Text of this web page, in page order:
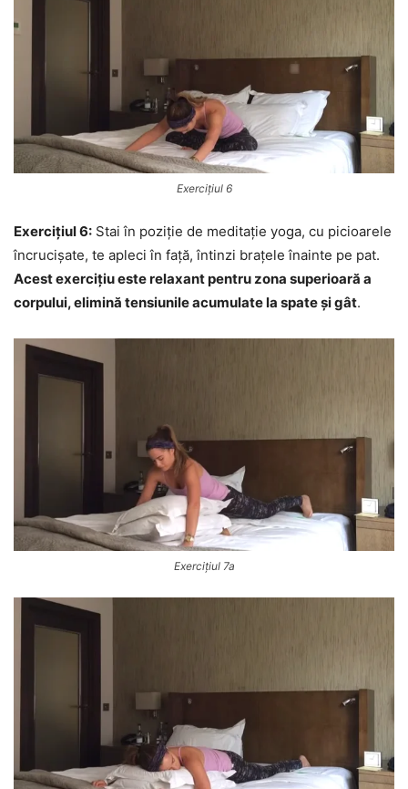
Exercițiul 6
Exercițiul 6: Stai în poziție de meditație yoga, cu picioarele
încrucișate, te apleci în față, întinzi brațele înainte pe pat.
Acest exercițiu este relaxant pentru zona superioară a
corpului, elimină tensiunile acumulate la spate și gât.
Exercițiul 7a